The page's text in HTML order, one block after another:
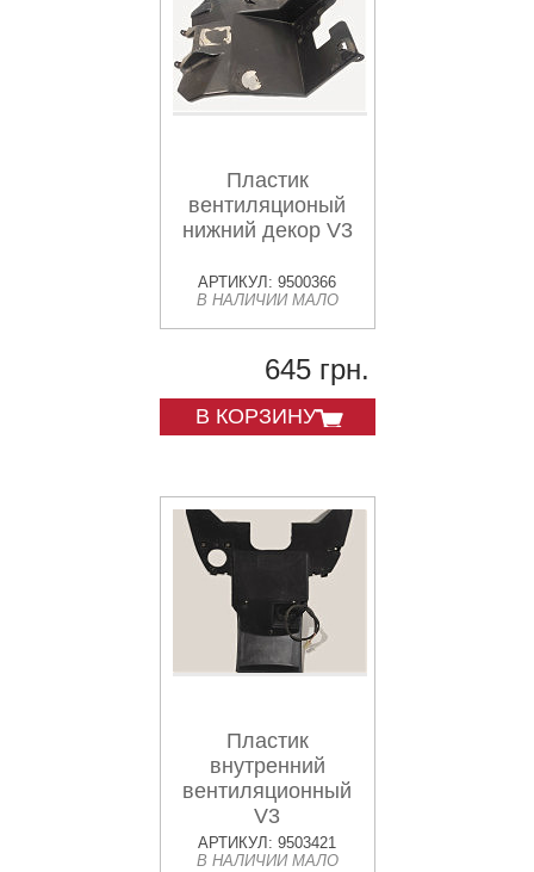
Пластик
вентиляционый
нижний декор V3
АРТИКУЛ: 9500366
В НАЛИЧИИ МАЛО
645 грн.
В КОРЗИНУ
Пластик
внутренний
вентиляционный
V3
АРТИКУЛ: 9503421
В НАЛИЧИИ МАЛО